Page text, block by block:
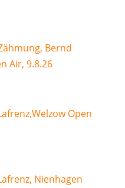
Bernd
Air, 9.8.26
Open
Nienhagen